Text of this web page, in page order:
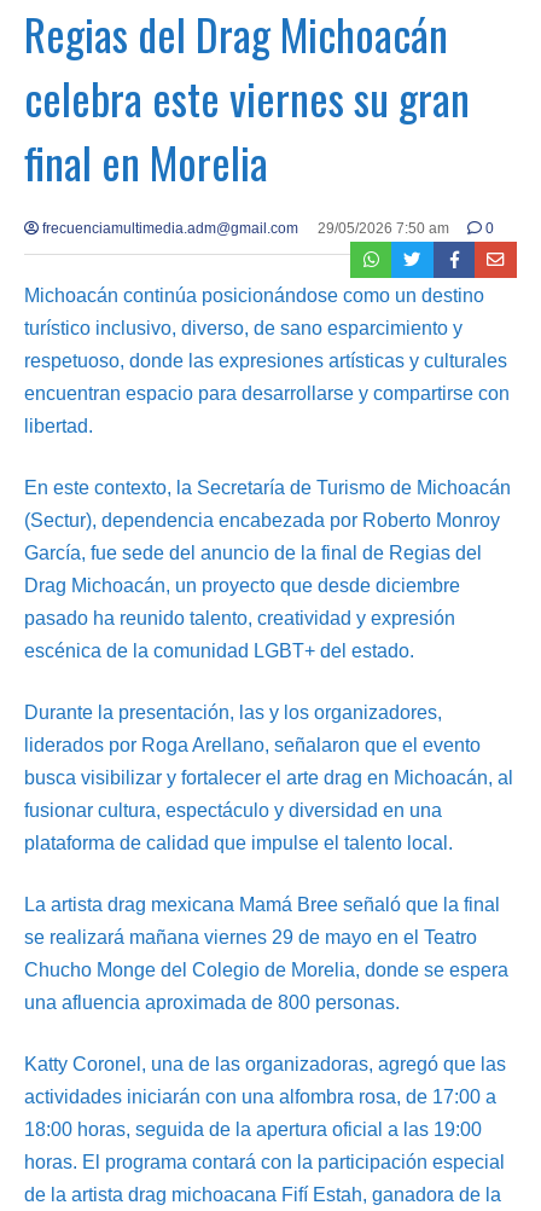
Regias del Drag Michoacán
celebra este viernes su gran
final en Morelia
frecuenciamultimedia.adm@gmail.com 29/05/2026 7:50 am 0
Michoacán continúa posicionándose como un destino
turístico inclusivo, diverso, de sano esparcimiento y
respetuoso, donde las expresiones artísticas y culturales
encuentran espacio para desarrollarse y compartirse con
libertad.
En este contexto, la Secretaría de Turismo de Michoacán
(Sectur), dependencia encabezada por Roberto Monroy
García, fue sede del anuncio de la final de Regias del
Drag Michoacán, un proyecto que desde diciembre
pasado ha reunido talento, creatividad y expresión
escénica de la comunidad LGBT+ del estado.
Durante la presentación, las y los organizadores,
liderados por Roga Arellano, señalaron que el evento
busca visibilizar y fortalecer el arte drag en Michoacán, al
fusionar cultura, espectáculo y diversidad en una
plataforma de calidad que impulse el talento local.
La artista drag mexicana Mamá Bree señaló que la final
se realizará mañana viernes 29 de mayo en el Teatro
Chucho Monge del Colegio de Morelia, donde se espera
una afluencia aproximada de 800 personas.
Katty Coronel, una de las organizadoras, agregó que las
actividades iniciarán con una alfombra rosa, de 17:00 a
18:00 horas, seguida de la apertura oficial a las 19:00
horas. El programa contará con la participación especial
de la artista drag michoacana Fifí Estah, ganadora de la